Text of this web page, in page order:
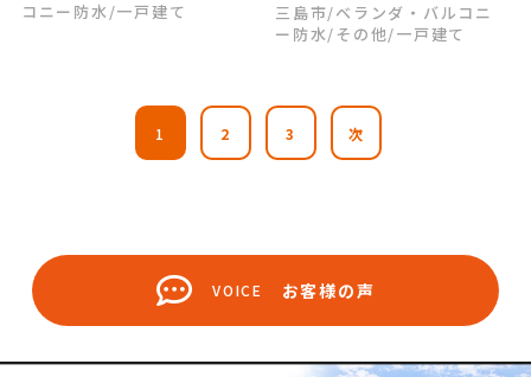
コニー防水 /一戸建て
三島市/ベランダ・バルコニ
ー防水/その他/一戸建て
1 2 3 次
VOICE お客様の声